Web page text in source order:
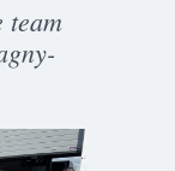
team